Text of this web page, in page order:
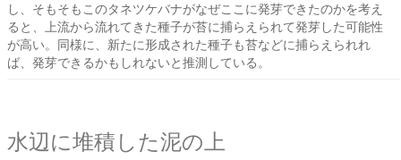
し、そもそもこのタネツケバナがなぜここに発芽できたのかを考え
ると、上流から流れてきた種子が苔に捕らえられて発芽した可能性
が高い。同様に、新たに形成された種子も苔などに捕らえられれ
ば、発芽できるかもしれないと推測している。
水辺に堆積した泥の上